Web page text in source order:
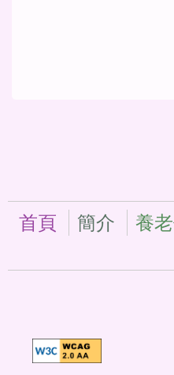
首頁 簡介 養